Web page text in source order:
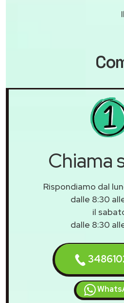
Chiama
Rispondiamo dal
dalle 8:30
il
dalle 8:30